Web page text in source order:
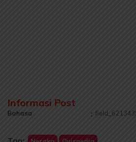
Informasi Post
Bahasa :